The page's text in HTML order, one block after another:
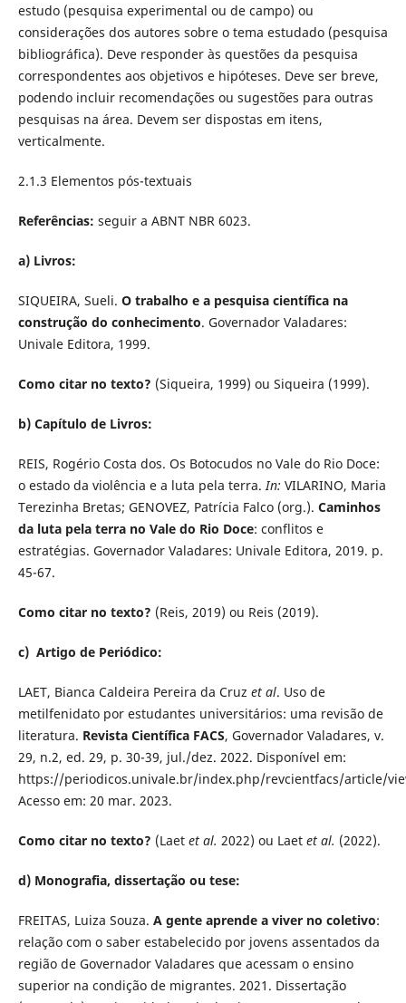
estudo (pesquisa experimental ou de campo) ou
considerações dos autores sobre o tema estudado (pesquisa
bibliográfica). Deve responder às questões da pesquisa
correspondentes aos objetivos e hipóteses. Deve ser breve,
podendo incluir recomendações ou sugestões para outras
pesquisas na área. Devem ser dispostas em itens,
verticalmente.
2.1.3 Elementos pós-textuais
Referências: seguir a ABNT NBR 6023.
a) Livros:
SIQUEIRA, Sueli. O trabalho e a pesquisa científica na
construção do conhecimento. Governador Valadares:
Univale Editora, 1999.
Como citar no texto? (Siqueira, 1999) ou Siqueira (1999).
b) Capítulo de Livros:
REIS, Rogério Costa dos. Os Botocudos no Vale do Rio Doce:
o estado da violência e a luta pela terra. In: VILARINO, Maria
Terezinha Bretas; GENOVEZ, Patrícia Falco (org.). Caminhos
da luta pela terra no Vale do Rio Doce: conflitos e
estratégias. Governador Valadares: Univale Editora, 2019. p.
45-67.
Como citar no texto? (Reis, 2019) ou Reis (2019).
c) Artigo de Periódico:
LAET, Bianca Caldeira Pereira da Cruz et al. Uso de
metilfenidato por estudantes universitários: uma revisão de
literatura. Revista Científica FACS, Governador Valadares, v.
29, n.2, ed. 29, p. 30-39, jul./dez. 2022. Disponível em:
https://periodicos.univale.br/index.php/revcientfacs/article/
Acesso em: 20 mar. 2023.
Como citar no texto? (Laet et al. 2022) ou Laetet al. (2022).
d) Monografia, dissertação ou tese:
FREITAS, Luiza Souza. A gente aprende a viver no coletivo:
relação com o saber estabelecido por jovens assentados da
região de Governador Valadares que acessam o ensino
superior na condição de migrantes. 2021. Dissertação